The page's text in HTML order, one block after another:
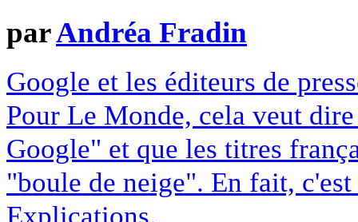
parAndréa Fradin
Google et les éditeurs de
Pour Le Monde, cela veut
Google" et que les titres
"boule de neige". En fait,
Explications.